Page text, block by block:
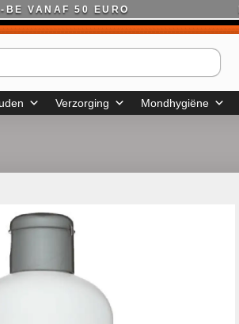
BE VANAF 50 EURO
Verzorging Mondhygiëne